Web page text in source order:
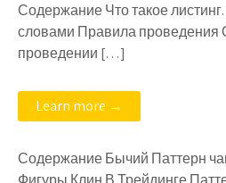
Содержание Что такое
словами Правила проведения
проведении […]
Learn more →
Содержание Бычий Паттерн